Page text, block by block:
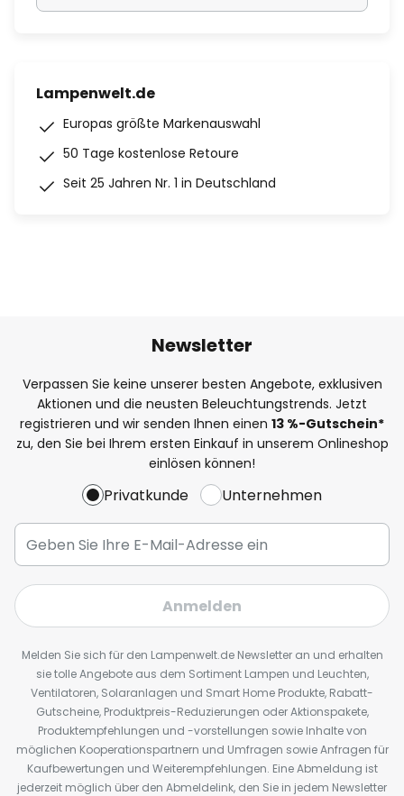
Lampenwelt.de
Europas größte Markenauswahl
50 Tage kostenlose Retoure
Seit 25 Jahren Nr. 1 in Deutschland
Newsletter
Verpassen Sie keine unserer besten Angebote, exklusiven
Aktionen und die neusten Beleuchtungstrends. Jetzt
registrieren und wir senden Ihnen einen 13 %-Gutschein*
zu, den Sie bei Ihrem ersten Einkauf in unserem Onlineshop
einlösen können!
Privatkunde Unternehmen
Anmelden
Melden Sie sich für den Lampenwelt.de Newsletter an und erhalten
sie tolle Angebote aus dem Sortiment Lampen und Leuchten,
Ventilatoren, Solaranlagen und Smart Home Produkte, Rabatt-
Gutscheine, Produktpreis-Reduzierungen oder Aktionspakete,
Produktempfehlungen und -vorstellungen sowie Inhalte von
möglichen Kooperationspartnern und Umfragen sowie Anfragen für
Kaufbewertungen und Weiterempfehlungen. Eine Abmeldung ist
jederzeit möglich über den Abmeldelink, den Sie in jedem Newsletter